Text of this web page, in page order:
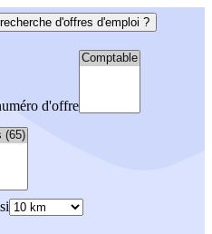
d'offres d'emploi ?
d'offre